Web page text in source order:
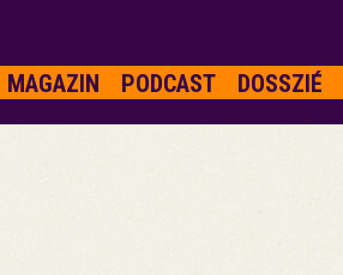
MAGAZIN PODCAST DOSSZIÉ